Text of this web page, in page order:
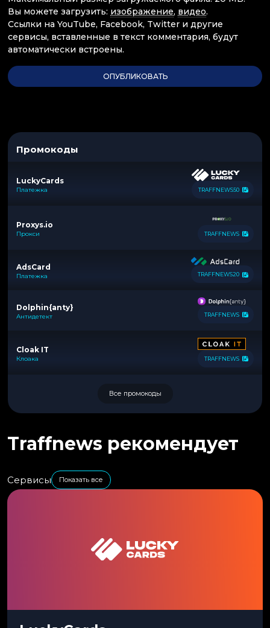
Вы можете загрузить: изображение, видео.
Ссылки на YouTube, Facebook, Twitter и другие
сервисы, вставленные в текст комментария, будут
автоматически встроены.
Промокоды
LuckyCards
Платежка TRAFFNEWS50
Proxys.io
Прокси TRAFFNEWS
AdsCard
Платежка TRAFFNEWS20
Dolphin{anty}
Антидетект TRAFFNEWS
Cloak IT
Клоака TRAFFNEWS
Все промокоды
Traffnews рекомендует
Сервисы Показать все